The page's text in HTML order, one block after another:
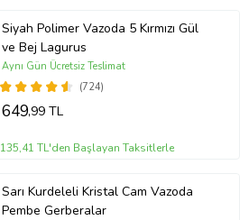
Siyah Polimer Vazoda 5 Kırmızı Gül
ve Bej Lagurus
(724)
Aynı Gün Ücretsiz Teslimat
649,99 TL
135,41 TL'den Başlayan Taksitlerle
Sarı Kurdeleli Kristal Cam Vazoda
Pembe Gerberalar